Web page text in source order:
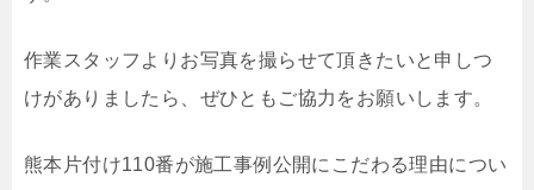
作業スタッフよりお写真を撮らせて頂きたいと申しつ
けがありましたら、ぜひともご協力をお願いします。
熊本片付け110番が施工事例公開にこだわる理由につい